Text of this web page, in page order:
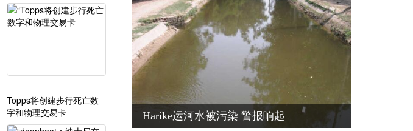
Topps将创建步行死亡数
字和物理交易卡
为什么红环死亡没有杀死Xbox 360
虚拟现实将继续令人失望，即使它很棒
优步利用前美国秘密服务总监Mark Sullivan为其安全咨询委员会
Harike运河水被污染 警报响起